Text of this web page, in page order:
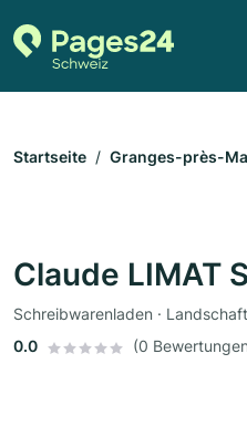
Startseite Granges-près-
Claude LIMAT
Schreibwarenladen ·
0.0
(0